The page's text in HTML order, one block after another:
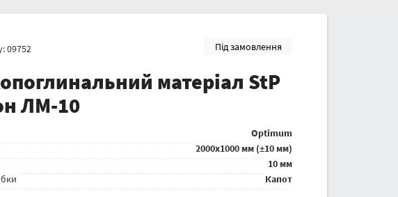
Під замовлення
09752
матеріал StP
ЛМ-10
Optimum
2000x1000 мм (±10 мм)
10 мм
Капот